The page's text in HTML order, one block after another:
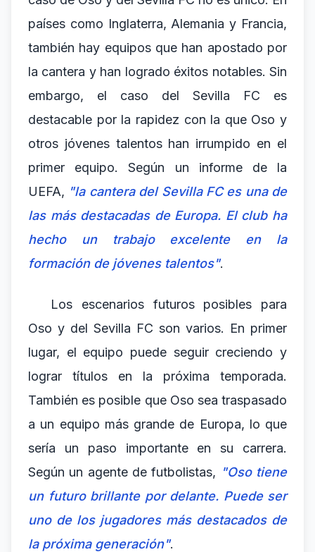
países como Inglaterra, Alemania y Francia,
también hay equipos que han apostado por
la cantera y han logrado éxitos notables. Sin
embargo, el caso del Sevilla FC es
destacable por la rapidez con la que Oso y
otros jóvenes talentos han irrumpido en el
primer equipo. Según un informe de la
UEFA, "la cantera del Sevilla FC es una de
las más destacadas de Europa. El club ha
hecho un trabajo excelente en la
formación de jóvenes talentos".
Los escenarios futuros posibles para
Oso y del Sevilla FC son varios. En primer
lugar, el equipo puede seguir creciendo y
lograr títulos en la próxima temporada.
También es posible que Oso sea traspasado
a un equipo más grande de Europa, lo que
sería un paso importante en su carrera.
Según un agente de futbolistas, "Oso tiene
un futuro brillante por delante. Puede ser
uno de los jugadores más destacados de
la próxima generación".